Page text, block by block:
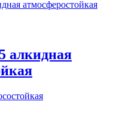
алкидная